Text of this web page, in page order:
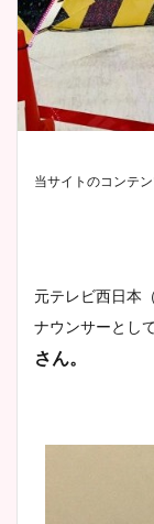
当サイトのコンテ
元テレビ西日本
ナウンサーとし
さん。